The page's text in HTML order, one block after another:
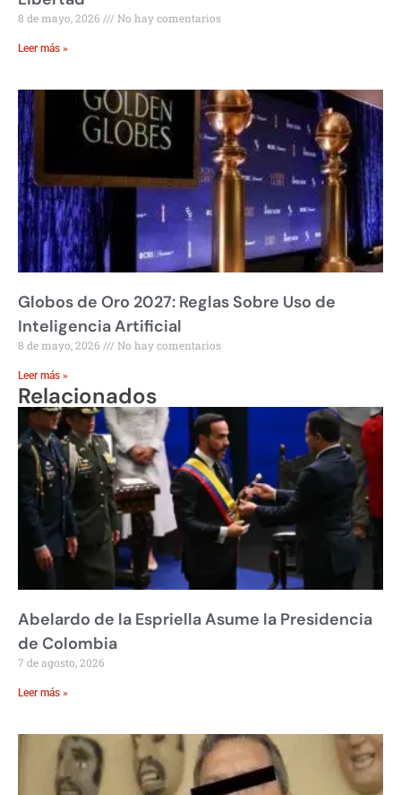
8 de mayo, 2026 No hay comentarios
Leer más »
Globos de Oro 2027: Reglas Sobre Uso de
Inteligencia Artificial
8 de mayo, 2026 No hay comentarios
Leer más »
Relacionados
Abelardo de la Espriella Asume la Presidencia
de Colombia
7 de agosto, 2026
Leer más »